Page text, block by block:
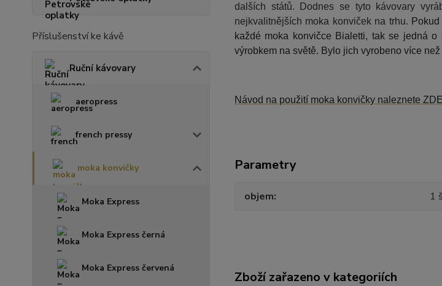
Příslušenství ke kávě
Ruční kávovary
aeropress
french pressy
moka konvičky
Moka Express
Moka Express černá
Moka Express červená
dalších států. Dodnes se tyto kávovary
nejkvalitnějších moka konviček na trhu.
každé moka konvičce Bialetti, tak se jedná
výrobkem na světě. Bylo jich vyrobeno více
Návod na použití moka konvičky naleznete ZDE
Parametry
objem 1
Zboží zařazeno v kategoriích